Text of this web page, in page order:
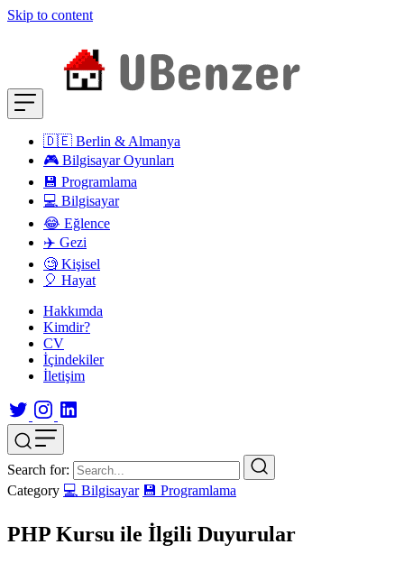
Skip to content
🇩🇪 Berlin & Almanya
🎮 Bilgisayar Oyunları
💾 Programlama
💻 Bilgisayar
😂 Eğlence
✈️ Gezi
🧐 Kişisel
🎈 Hayat
Hakkımda
Kimdir?
CV
İçindekiler
İletişim
Search for:
Category 💻 Bilgisayar 💾 Programlama
PHP Kursu ile İlgili Duyurular